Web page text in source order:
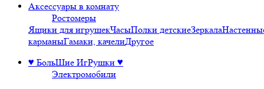
Аксессуары в комнату
Ростомеры
Ящики для игрушекЧасыПолки детскиеЗеркала
карманыГамаки, качелиДругое
♥ БольШие ИгРушки ♥
Электромобили